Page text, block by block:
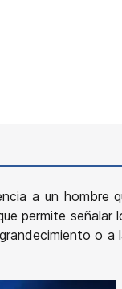
a un hombre
permite señalar
o a